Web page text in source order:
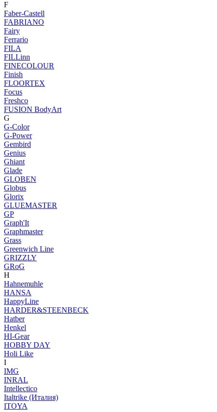
F
Faber-Castell
FABRIANO
Fairy
Ferrario
FILA
FILLinn
FINECOLOUR
Finish
FLOORTEX
Focus
Freshco
FUSION BodyArt
G
G-Color
G-Power
Gembird
Genius
Ghiant
Glade
GLOBEN
Globus
Glorix
GLUEMASTER
GP
Graph'It
Graphmaster
Grass
Greenwich Line
GRIZZLY
GRoG
H
Hahnemuhle
HANSA
HappyLine
HARDER&STEENBECK
Hatber
Henkel
HI-Gear
HOBBY DAY
Holi Like
I
IMG
INRAL
Intellectico
Italtrike (Италия)
ITOYA